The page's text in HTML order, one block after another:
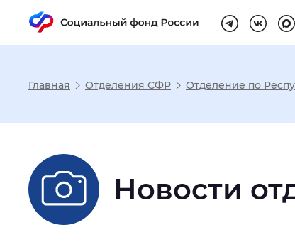
Настройка
Размер шрифта
Шрифт
Главная Отделения СФР Отделение по
Новости